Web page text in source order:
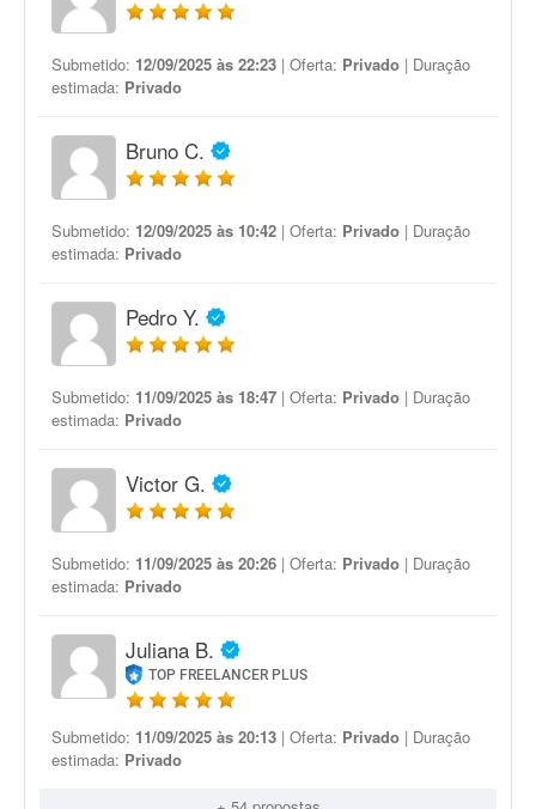
Submetido: 12/09/2025 às 22:23 | Oferta: Privado | Duração
estimada: Privado
Bruno C.
Submetido: 12/09/2025 às 10:42 | Oferta: Privado | Duração
estimada: Privado
Pedro Y.
Submetido: 11/09/2025 às 18:47 | Oferta: Privado | Duração
estimada: Privado
Victor G.
Submetido: 11/09/2025 às 20:26 | Oferta: Privado | Duração
estimada: Privado
Juliana B.
TOP FREELANCER PLUS
Submetido: 11/09/2025 às 20:13 | Oferta: Privado | Duração
estimada: Privado